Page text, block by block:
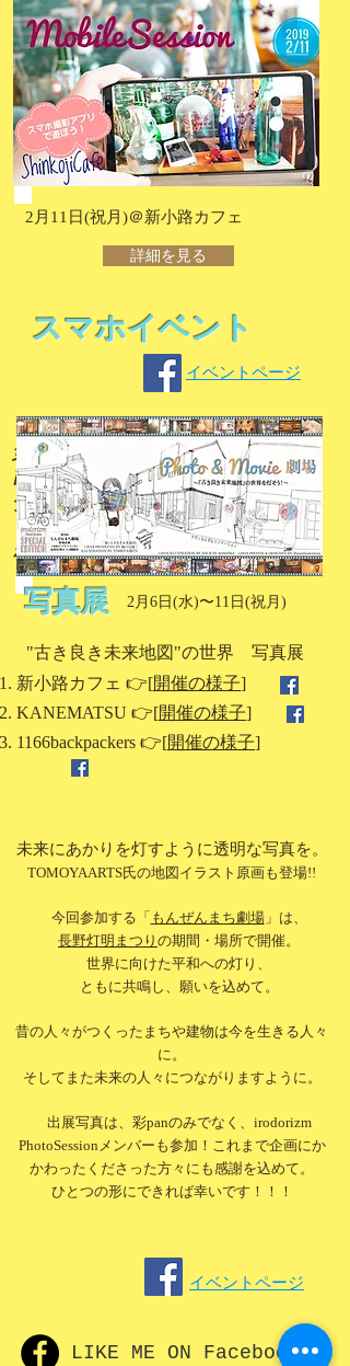
2月11日(祝月)​＠新小路カフェ
詳細を見る
スマホイベント
​イベントページ
​​第9回 『もんぜんまち劇場』 参加企
画
ナノグラフィカ主催
ながの灯明まつり期間
​写真展 2月6日(水)〜11日(祝月)
"古き良き未来地図"の世界 写真展
新小路カフェ 👉[開催の様子]
KANEMATSU 👉[開催の様子]
1166backpackers 👉[開催の様子]
​イベントページ
未来にあかりを灯すように​透明な写真を。
TOMOYAARTS氏の地図イラスト原画も登場!!
今回参加する「 もんぜんまち劇場」は、
長野灯明まつり の期間・場所で開催。
世界に向けた平和への灯り、
ともに共鳴し、願いを込めて。
昔の人々がつくったまちや建物は今を生きる人々
に。
そしてまた未来の人々につながりますように。
出展写真は、彩panのみでなく、irodorizm
PhotoSessionメンバーも参加！これまで企画にか
かわったくださった方々にも感謝を込めて。
​ひとつの形にできれば幸いです！！！
LIKE ME ON Facebook